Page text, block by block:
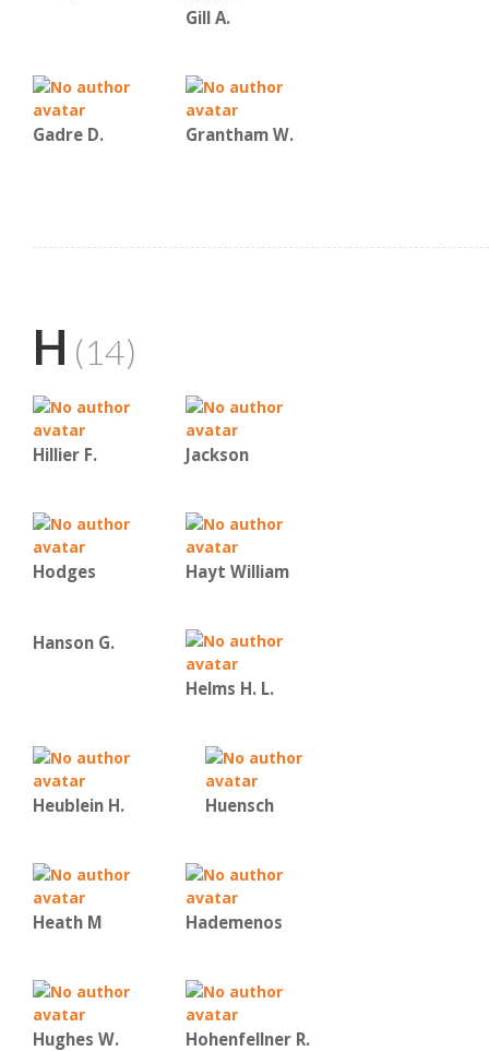
Gill A.
Gadre D. Grantham W.
H (14)
Hillier F. Jackson
Hodges Hayt William
Hanson G.
Helms H. L.
Heublein H. Huensch
Heath M Hademenos
Hughes W. Hohenfellner R.